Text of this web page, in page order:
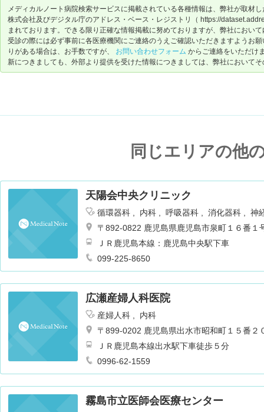
メディカルノート病院検索サービスに掲載されている各種情報は、弊社が取材
株式会社及びデジタル庁のアドレス・ベース・レジストリ（ https://
まれております。できる限り正確な情報掲載に努めておりますが、弊社におい
受診の際には必ず事前に各医療機関にご連絡のうえご確認いただきますようお
りがある場合は、お手数ですが、 お問い合わせフォーム からご連絡をいただけ
新につきましても、外部より提供を受けた情報につきましては、弊社において
同じエリアの他
天陽会中央クリニック
循環器科 内科 呼吸器科 消化器科
神
臓血管外科
肛門科 眼科 放射線科
人
肝臓内科・外科
麻酔科
〒892-0822 鹿児島県鹿児島市泉町１６番１
ＪＲ鹿児島本線：鹿児島中央駅下車
099-225-8650
広瀬産婦人科医院
産婦人科
内科
〒899-0202 鹿児島県出水市昭和町１５番２
ＪＲ鹿児島本線出水駅下車徒歩５分
0996-62-1559
霧島市立医師会医療センター